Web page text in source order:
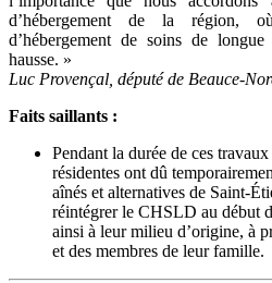
d’hébergement de la région,
d’hébergement de soins de
hausse. »
Luc Provençal, député de Beauce-
Faits saillants :
Pendant la durée de ces
résidentes ont dû
aînés et alternatives de Saint-
réintégrer le CHSLD au début
ainsi à leur milieu d’origine, à
et des membres de leur famille.